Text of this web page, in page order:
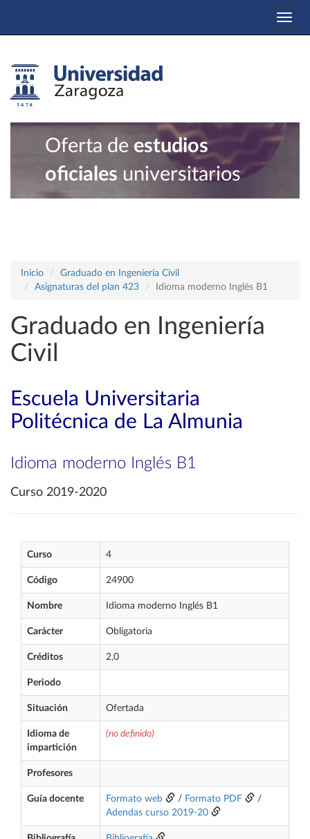
Oferta de estudios
oficiales universitarios
Inicio
Graduado en Ingeniería Civil
Asignaturas del plan 423
Idioma moderno Inglés B1
Graduado en Ingeniería
Civil
Escuela Universitaria
Politécnica de La Almunia
Idioma moderno Inglés B1
Curso 2019-2020
Curso 4
Código 24900
Nombre Idioma moderno Inglés B1
Carácter Obligatoria
Créditos 2,0
Periodo
Situación Ofertada
Idioma de
impartición
(no definido)
Profesores
Guía docente Formato web / Formato PDF
/
Adendas curso 2019-20